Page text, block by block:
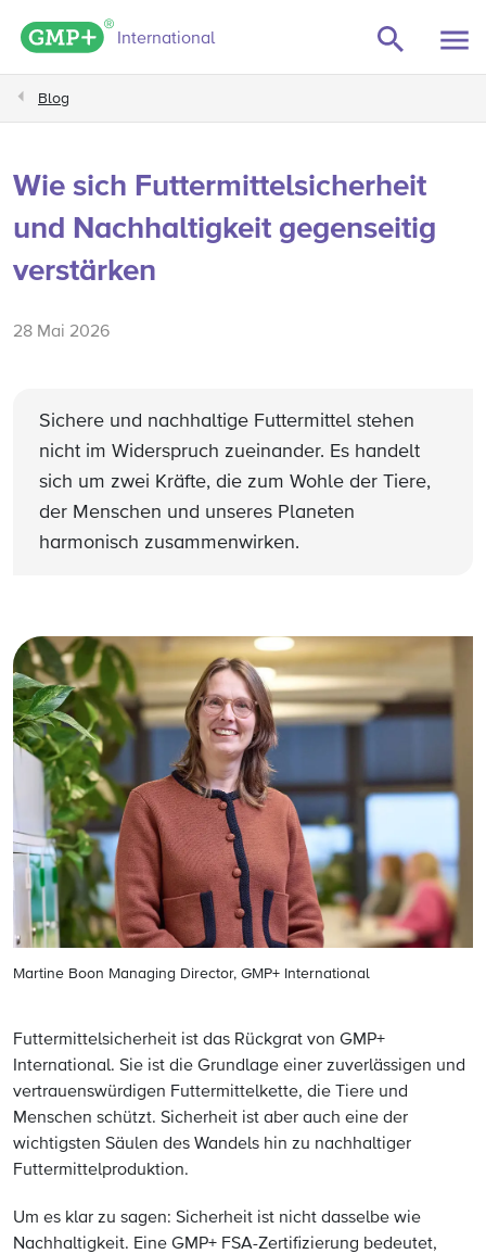
GMP+ logo
International
Blog
Wie sich Futtermittelsicherheit
und Nachhaltigkeit gegenseitig
verstärken
28 Mai 2026
Sichere und nachhaltige Futtermittel stehen
nicht im Widerspruch zueinander. Es handelt
sich um zwei Kräfte, die zum Wohle der Tiere,
der Menschen und unseres Planeten
harmonisch zusammenwirken.
Martine Boon Managing Director, GMP+ International
Futtermittelsicherheit ist das Rückgrat von GMP+
International. Sie ist die Grundlage einer zuverlässigen und
vertrauenswürdigen Futtermittelkette, die Tiere und
Menschen schützt. Sicherheit ist aber auch eine der
wichtigsten Säulen des Wandels hin zu nachhaltiger
Futtermittelproduktion.
Um es klar zu sagen: Sicherheit ist nicht dasselbe wie
Nachhaltigkeit. Eine GMP+ FSA-Zertifizierung bedeutet,